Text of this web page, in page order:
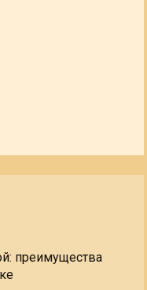
преимущества